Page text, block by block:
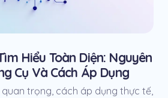
Hiểu Toàn Diện: Nguyên
Cụ Và Cách Áp Dụng
quan trọng, cách áp dụng thực tế,